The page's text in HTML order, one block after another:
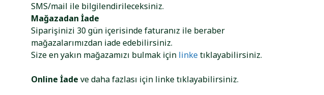
SMS/mail ile bilgilendirileceksiniz.
Mağazadan İade
Siparişinizi 30 gün içerisinde faturanız ile beraber
mağazalarımızdan iade edebilirsiniz.
Size en yakın mağazamızı bulmak için linketıklayabilirsiniz.
Online İade ve daha fazlası için linketıklayabilirsiniz.